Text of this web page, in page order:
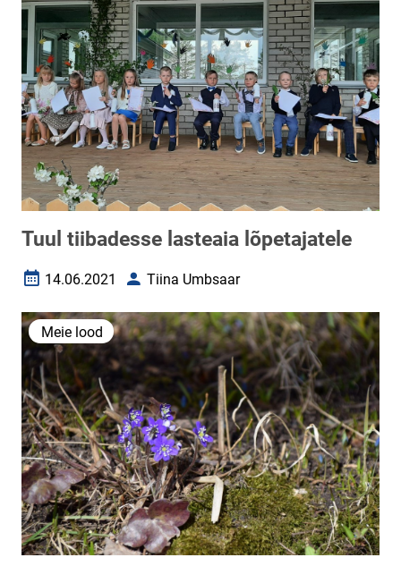
Tuul tiibadesse lasteaia lõpetajatele
Loomise kuupäev
14.06.2021 AutorTiina Umbsaar
Meie lood